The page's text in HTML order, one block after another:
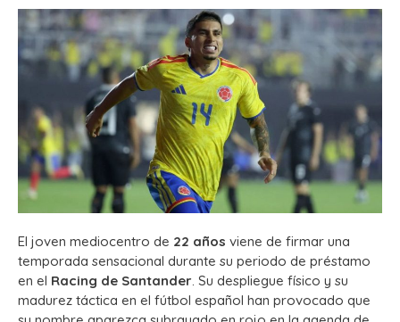
El joven mediocentro de 22 años viene de firmar una
temporada sensacional durante su periodo de préstamo
en el Racing de Santander. Su despliegue físico y su
madurez táctica en el fútbol español han provocado que